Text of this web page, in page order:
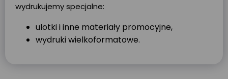
wydrukujemy specjalne:
ulotki i inne materiały promocyjne,
wydruki wielkoformatowe.